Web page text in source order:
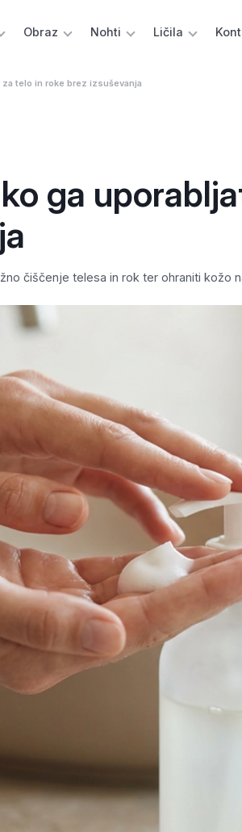
Obraz Nohti Ličila
telo in roke brez izsuševanja
ga
čiščenje telesa in rok ter ohraniti kožo